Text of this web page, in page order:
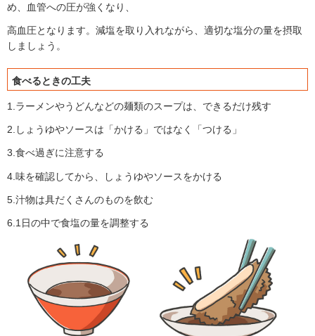
め、血管への圧が強くなり、
高血圧となります。減塩を取り入れながら、適切な塩分の量を摂取
しましょう。
食べるときの工夫
1.ラーメンやうどんなどの麺類のスープは、できるだけ残す
2.しょうゆやソースは「かける」ではなく「つける」
3.食べ過ぎに注意する
4.味を確認してから、しょうゆやソースをかける
5.汁物は具だくさんのものを飲む
6.1日の中で食塩の量を調整する